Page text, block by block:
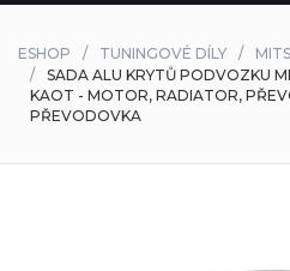
ESHOP TUNINGOVÉ DÍLY
SADA ALU KRYTŮ PODVOZKU
KAOT - MOTOR, RADIATOR,
PŘEVODOVKA